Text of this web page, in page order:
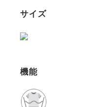
サイズ
機能